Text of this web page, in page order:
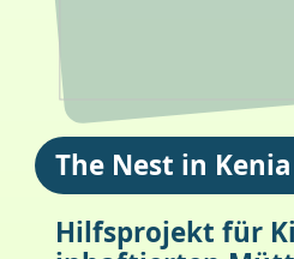
The Nest in Kenia
Hilfsprojekt für